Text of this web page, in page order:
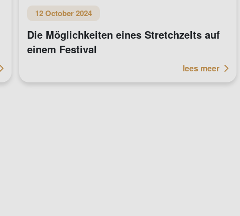
12 October 2024
Die Möglichkeiten eines Stretchzelts auf
einem Festival
lees meer